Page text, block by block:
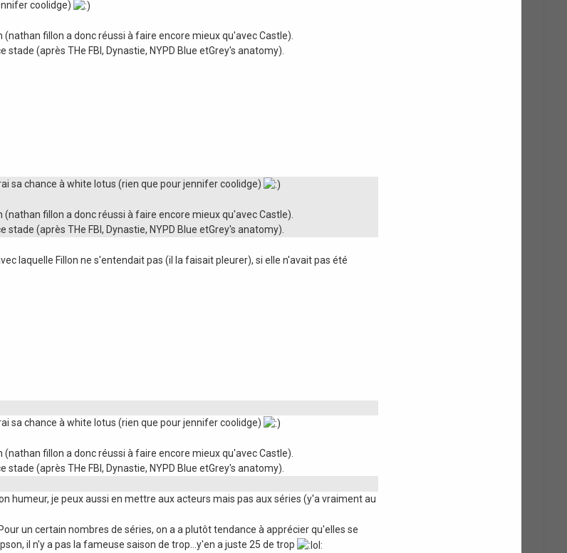
coolidge)
fillon a donc réussi à faire encore mieux qu'avec Castle).
(après THe FBI, Dynastie, NYPD Blue etGrey's anatomy).
sa chance à white lotus (rien que pour jennifer coolidge)
fillon a donc réussi à faire encore mieux qu'avec Castle).
(après THe FBI, Dynastie, NYPD Blue etGrey's anatomy).
laquelle Fillon ne s'entendait pas (il la faisait pleurer), si elle n'avait pas été
sa chance à white lotus (rien que pour jennifer coolidge)
fillon a donc réussi à faire encore mieux qu'avec Castle).
(après THe FBI, Dynastie, NYPD Blue etGrey's anatomy).
humeur, je peux aussi en mettre aux acteurs mais pas aux séries (y'a vraiment au
un certain nombres de séries, on a a plutôt tendance à apprécier qu'elles se
il n'y a pas la fameuse saison de trop...y'en a juste 25 de trop